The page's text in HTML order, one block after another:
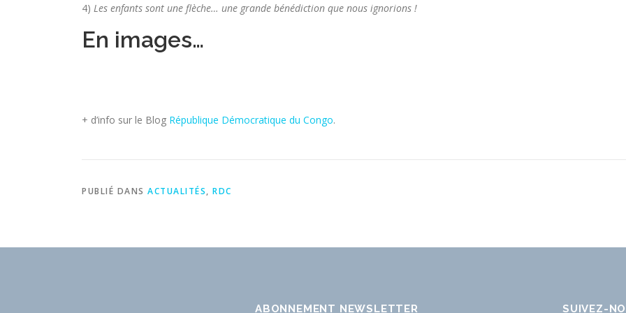
4) Les enfants sont une flèche… une grande bénédiction que nous ignorions !
En images…
+ d’info sur le Blog République Démocratique du Congo.
PUBLIÉ DANS ACTUALITÉS, RDC
ABONNEMENT NEWSLETTER SUIVEZ-